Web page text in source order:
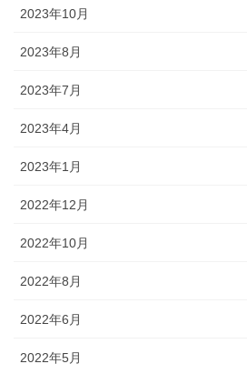
2023年10月
2023年8月
2023年7月
2023年4月
2023年1月
2022年12月
2022年10月
2022年8月
2022年6月
2022年5月